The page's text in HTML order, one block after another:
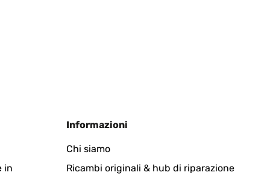
in
Informazioni
Chi siamo
Ricambi originali & hub di riparazione